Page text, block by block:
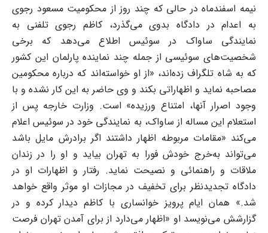
نیمه اسفندماه در حالی که چند روز از محکومیت مسعود رجوی
به اعدام در دادگاه بدوی می‌گذرد، کاظم رجوی تلفنی به
نمایندگی ساواک در سوئیس اطلاع می‌دهد که برخی
شخصیت‌های سوئیسی از جمله چند نماینده پارلمان این کشور
که به شاه تلگراف زده‌اند، «از او خواسته‌اند که درباره محکومین
مصاحبه نماید و اظهاراتی بکند و وی حاضر به این کار نشده و با
وجود اصرار آنها، امتناع ورزیده» است. وزارت خارجه پس از
استعلام این مساله از ساواک، به نمایندگی خود در سوئیس اعلام
می‌کند «مقامات مربوطه اظهار داشتند اگر برادرش مایل باشد
می‌تواند به‌خرج خودش فورا به تهران بیاید و او را در زندان
ملاقات و راهنمائی و نصیحت نماید. رفتار و اظهارات او در
دادگاه تجدیدنظر برای تخفیف در مجازات او موثر واقع خواهد
شد.» همان ایام پرویز خوانساری با کاظم دیدار کرده و در
گزارشش می‌نویسد او «اظهار می‌دارد از برای آمدن تهران فرصت